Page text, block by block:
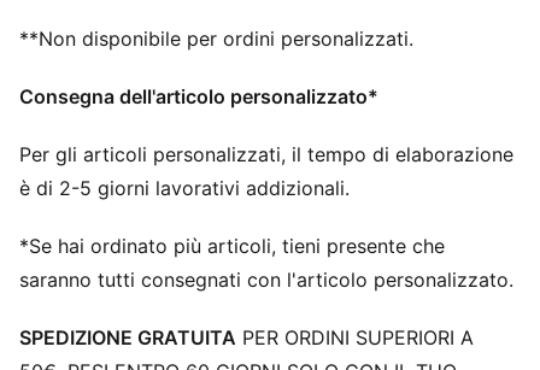
La tomaia K-BETTER™ non di origine animale offre un
tocco, un comfort e una resistenza allo stiramento
superiori
La soletta interna leggera e rimovibile con tecnologia
NanoGrip impedisce al piede di scivolare all’interno
della scarpa
FG/AG: Perfetto per superfici compatte (FG) ed erba
Loghi PUMA
**Non disponibile per ordini personalizzati.
Consegna dell'articolo personalizzato*
Per gli articoli personalizzati, il tempo di elaborazione
è di 2-5 giorni lavorativi addizionali.
*Se hai ordinato più articoli, tieni presente che
saranno tutti consegnati con l'articolo personalizzato.
SPEDIZIONE GRATUITA PER ORDINI SUPERIORI A